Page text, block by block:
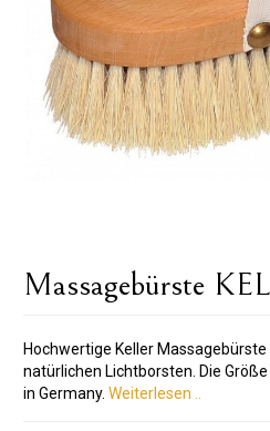
Massagebürste
Hochwertige Keller
natürlichen Lichtborsten. Die
in Germany. Weiterlesen ..